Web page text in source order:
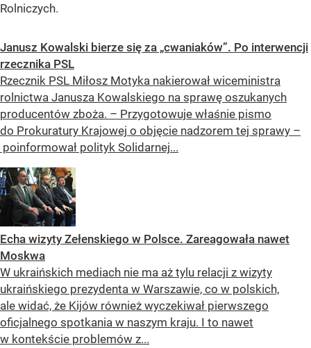
Rolniczych.
Janusz Kowalski bierze się za „cwaniaków”. Po interwencji
rzecznika PSL
Rzecznik PSL Miłosz Motyka nakierował wiceministra
rolnictwa Janusza Kowalskiego na sprawę oszukanych
producentów zboża. – Przygotowuje właśnie pismo
do Prokuratury Krajowej o objęcie nadzorem tej sprawy –
poinformował polityk Solidarnej...
Echa wizyty Zełenskiego w Polsce. Zareagowała nawet
Moskwa
W ukraińskich mediach nie ma aż tylu relacji z wizyty
ukraińskiego prezydenta w Warszawie, co w polskich,
ale widać, że Kijów również wyczekiwał pierwszego
oficjalnego spotkania w naszym kraju. I to nawet
w kontekście problemów z...